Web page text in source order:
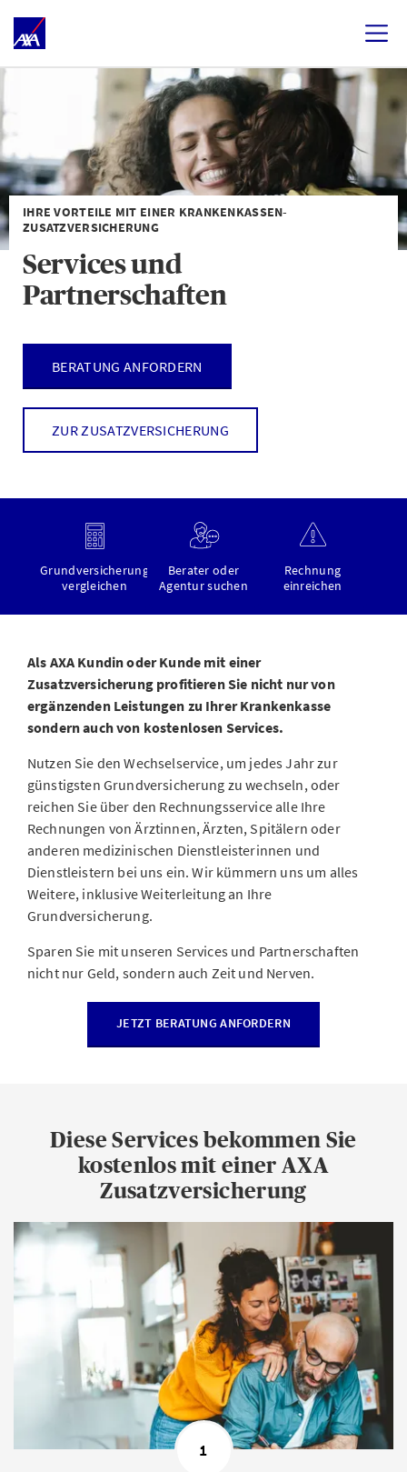
IHRE VORTEILE MIT EINER KRANKENKASSEN-
ZUSATZVERSICHERUNG
Services und
Partnerschaften
BERATUNG ANFORDERN
ZUR ZUSATZVERSICHERUNG
Grundversicherung
vergleichen
Berater oder
Agentur suchen
Rechnung
einreichen
Als AXA Kundin oder Kunde mit einer
Zusatzversicherung profitieren Sie nicht nur von
ergänzenden Leistungen zu Ihrer Krankenkasse
sondern auch von kostenlosen Services.
Nutzen Sie den Wechselservice, um jedes Jahr zur
günstigsten Grundversicherung zu wechseln, oder
reichen Sie über den Rechnungsservice alle Ihre
Rechnungen von Ärztinnen, Ärzten, Spitälern oder
anderen medizinischen Dienstleisterinnen und
Dienstleistern bei uns ein. Wir kümmern uns um alles
Weitere, inklusive Weiterleitung an Ihre
Grundversicherung.
Sparen Sie mit unseren Services und Partnerschaften
nicht nur Geld, sondern auch Zeit und Nerven.
JETZT BERATUNG ANFORDERN
Diese Services bekommen Sie
kostenlos mit einer AXA
Zusatzversicherung
1